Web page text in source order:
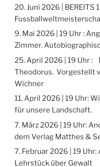
20. Juni 2026 | BEREITS
9. Mai 2026 | 19 Uhr :
Zimmer.
25. April 2026 | 19 Uhr :
Theodorus. Vorgestellt
Wichner
11. April 2026 | 19 Uhr:
für unsere Landschaft.
7. März 2026 | 19 Uhr:
dem Verlag Matthes &
7. Februar 2026 | 19 Uhr:
Lehrstück über Gewalt